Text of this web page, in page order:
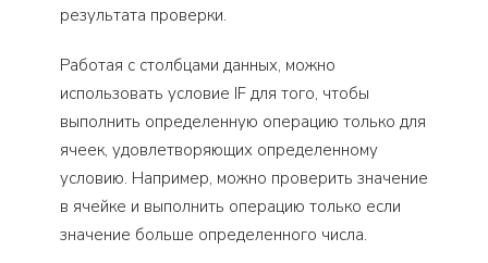
результата проверки.
Работая с столбцами данных, можно
использовать условие IF для того, чтобы
выполнить определенную операцию только для
ячеек, удовлетворяющих определенному
условию. Например, можно проверить значение
в ячейке и выполнить операцию только если
значение больше определенного числа.